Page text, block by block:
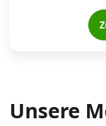
Unsere